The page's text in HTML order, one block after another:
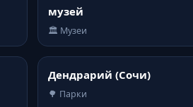
музей
🏛️ Музеи
Дендрарий (Сочи)
🌳 Парки